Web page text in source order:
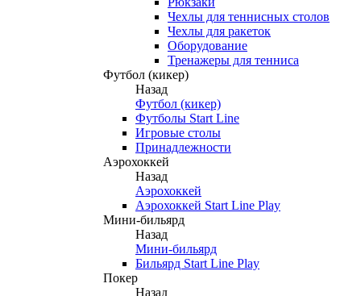
Чехлы для теннисных столов
Чехлы для ракеток
Оборудование
Тренажеры для тенниса
Футбол (кикер)
Назад
Футбол (кикер)
Футболы Start Line
Игровые столы
Принадлежности
Аэрохоккей
Назад
Аэрохоккей
Аэрохоккей Start Line Play
Мини-бильярд
Назад
Мини-бильярд
Бильярд Start Line Play
Покер
Назад